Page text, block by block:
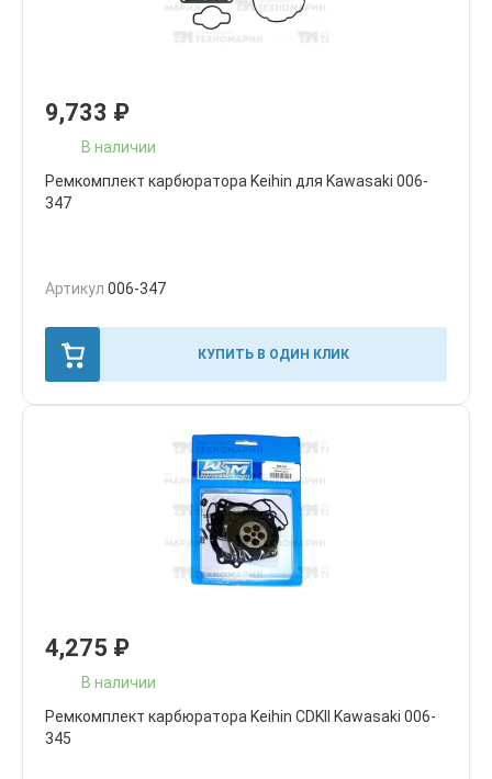
9,733 ₽
В наличии
Ремкомплект карбюратора Keihin для Kawasaki 006-
347
Артикул 006-347
КУПИТЬ В ОДИН КЛИК
4,275 ₽
В наличии
Ремкомплект карбюратора Keihin CDKII Kawasaki 006-
345